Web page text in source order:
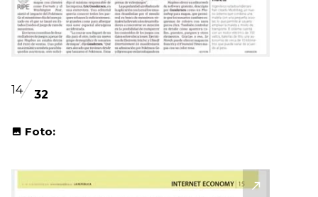
14 32
Foto: